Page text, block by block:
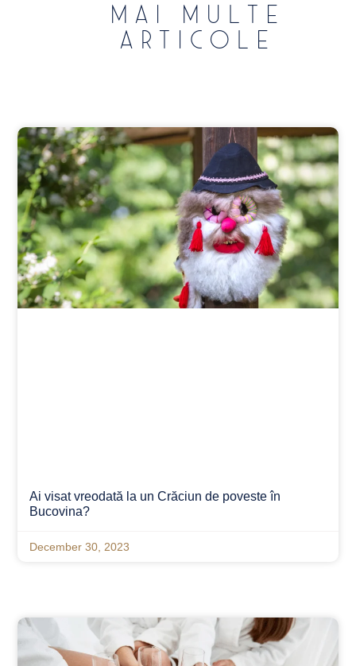
Mai multe
articole
Ai visat vreodată la un Crăciun de poveste în
Bucovina?
December 30, 2023